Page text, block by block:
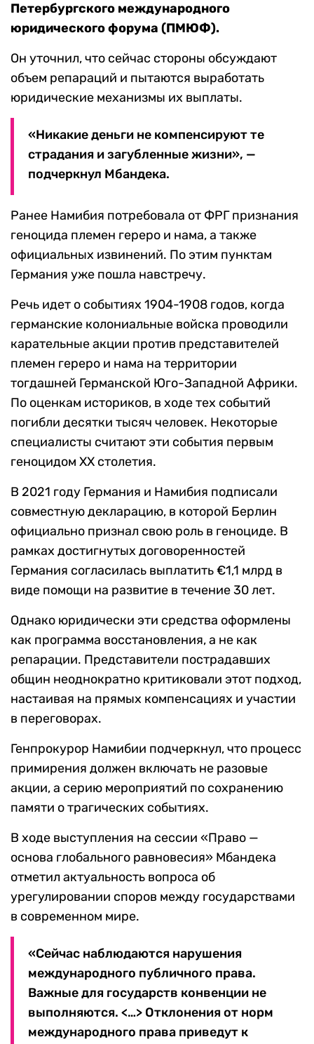
Петербургского международного
юридического форума (ПМЮФ).
Он уточнил, что сейчас стороны обсуждают
объем репараций и пытаются выработать
юридические механизмы их выплаты.
«Никакие деньги не компенсируют те
страдания и загубленные жизни», —
подчеркнул Мбандека.
Ранее Намибия потребовала от ФРГ признания
геноцида племен гереро и нама, а также
официальных извинений. По этим пунктам
Германия уже пошла навстречу.
Речь идет о событиях 1904-1908 годов, когда
германские колониальные войска проводили
карательные акции против представителей
племен гереро и нама на территории
тогдашней Германской Юго-Западной Африки.
По оценкам историков, в ходе тех событий
погибли десятки тысяч человек. Некоторые
специалисты считают эти события первым
геноцидом XX столетия.
В 2021 году Германия и Намибия подписали
совместную декларацию, в которой Берлин
официально признал свою роль в геноциде. В
рамках достигнутых договоренностей
Германия согласилась выплатить €1,1 млрд в
виде помощи на развитие в течение 30 лет.
Однако юридически эти средства оформлены
как программа восстановления, а не как
репарации. Представители пострадавших
общин неоднократно критиковали этот подход,
настаивая на прямых компенсациях и участии
в переговорах.
Генпрокурор Намибии подчеркнул, что процесс
примирения должен включать не разовые
акции, а серию мероприятий по сохранению
памяти о трагических событиях.
В ходе выступления на сессии «Право —
основа глобального равновесия» Мбандека
отметил актуальность вопроса об
урегулировании споров между государствами
в современном мире.
«Сейчас наблюдаются нарушения
международного публичного права.
Важные для государств конвенции не
выполняются. <…> Отклонения от норм
международного права приведут к